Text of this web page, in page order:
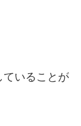
いることが